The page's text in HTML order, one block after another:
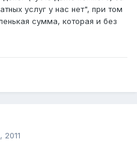
услуг у нас нет", при том
сумма, которая и без
2011